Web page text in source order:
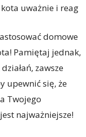
uważnie i reag
domowe
Pamiętaj jednak,
zawsze
upewnić się, że
Twojego
najważniejsze!